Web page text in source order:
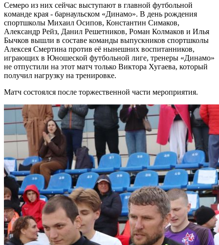
Семеро из них сейчас выступают в главной футбольной
команде края - барнаульском «Динамо». В день рождения
спортшколы Михаил Осипов, Константин Симаков,
Александр Рейз, Данил Решетников, Роман Колмаков и Илья
Бычков вышли в составе команды выпускников спортшколы
Алексея Смертина против её нынешних воспитанников,
играющих в Юношеской футбольной лиге, тренеры «Динамо»
не отпустили на этот матч только Виктора Хугаева, который
получил нагрузку на тренировке.
Матч состоялся после торжественной части мероприятия.